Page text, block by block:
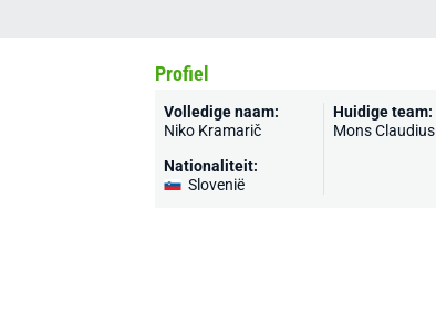
Profiel
Volledige naam:
Niko Kramarič
Nationaliteit:
Slovenië
Huidige team:
Mons Claudius